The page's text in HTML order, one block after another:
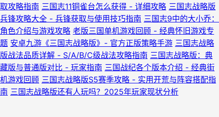
取攻略指南 三国志11铜雀台怎么获得 - 详细攻略 三国志战略版
兵锋攻略大全 - 兵锋获取与使用技巧指南 三国志9中的大小乔：
角色介绍与游戏攻略 老版三国单机游戏回顾 - 经典怀旧游戏专
题 安卓九游《三国志战略版》- 官方正版策略手游 三国志战略
版战法品质详解 - S/A/B/C级战法攻略指南 三国志战略版：典
藏版与普通版对比 - 玩家指南 三国战纪各个版本介绍 - 经典街
机游戏回顾 三国志战略版S5赛季攻略 - 实用开荒与阵容搭配指
南 三国志战略版还有人玩吗？2025年玩家现状分析